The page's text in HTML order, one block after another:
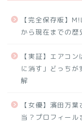
【完全保存版】
から現在までの歴
【実証】エアコ
に消す」どっち
解
【女優】濱田万
当？プロフィール